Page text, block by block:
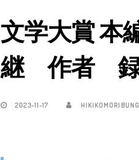
文学大賞 本
継 作者 録
2023-11-17